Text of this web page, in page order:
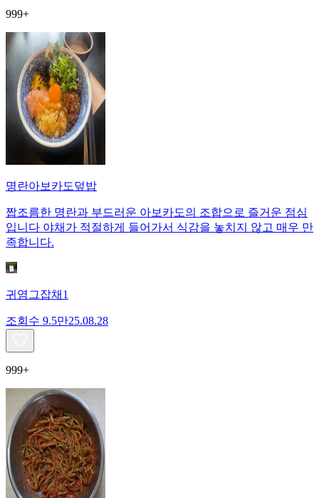
999+
명란아보카도덮밥
짭조름한 명란과 부드러운 아보카도의 조합으로 즐거운 점심
입니다 야채가 적절하게 들어가서 식감을 놓치지 않고 매우 만
족합니다.
귀염그잡채1
조회수 9.5만25.08.28
999+